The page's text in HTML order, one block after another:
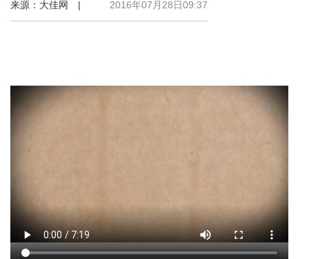
来源：大佳网 | 2016年07月28日09:37